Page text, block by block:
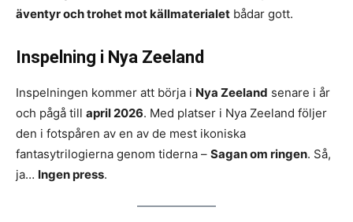
äventyr och trohet mot källmaterialet bådar gott.
Inspelning i Nya Zeeland
Inspelningen kommer att börja i Nya Zeeland senare i år
och pågå till april 2026. Med platser i Nya Zeeland följer
den i fotspåren av en av de mest ikoniska
fantasytrilogierna genom tiderna – Sagan om ringen. Så,
ja… Ingen press.